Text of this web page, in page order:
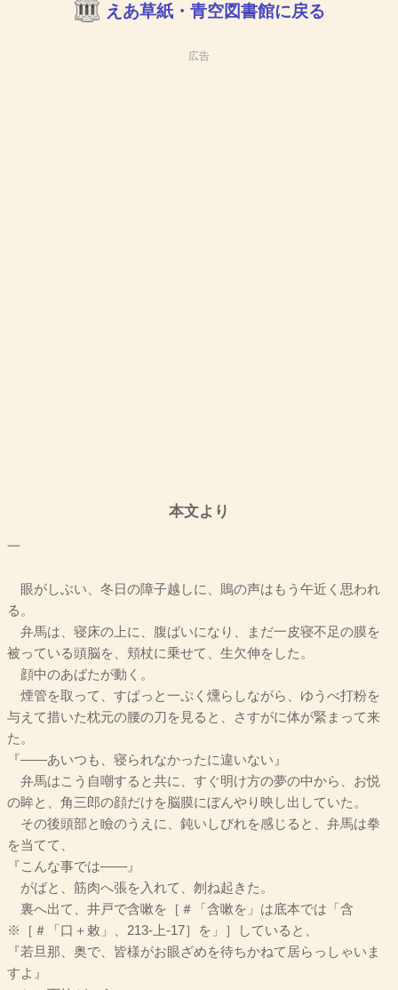
えあ草紙・青空図書館に戻る
広告
本文より
一
眼がしぶい、冬日の障子越しに、鵙の声はもう午近く思われ
る。
弁馬は、寝床の上に、腹ばいになり、まだ一皮寝不足の膜を
被っている頭脳を、頬杖に乗せて、生欠伸をした。
顔中のあばたが動く。
煙管を取って、すぱっと一ぷく燻らしながら、ゆうべ打粉を
与えて措いた枕元の腰の刀を見ると、さすがに体が緊まって来
た。
『――あいつも、寝られなかったに違いない』
弁馬はこう自嘲すると共に、すぐ明け方の夢の中から、お悦
の眸と、角三郎の顔だけを脳膜にぼんやり映し出していた。
その後頭部と瞼のうえに、鈍いしびれを感じると、弁馬は拳
を当てて、
『こんな事では――』
がばと、筋肉へ張を入れて、刎ね起きた。
裏へ出て、井戸で含嗽を［＃「含嗽を」は底本では「含
※［＃「口＋敕」、213-上-17］を」］していると、
『若旦那、奥で、皆様がお眼ざめを待ちかねて居らっしゃいま
すよ』